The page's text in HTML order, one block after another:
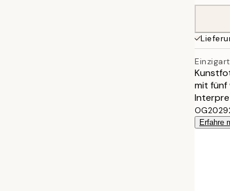
mit fünf
Erfahre